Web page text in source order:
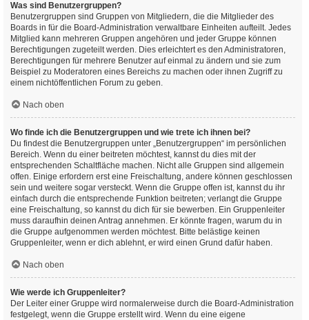
Was sind Benutzergruppen?
Benutzergruppen sind Gruppen von Mitgliedern, die die Mitglieder des
Boards in für die Board-Administration verwaltbare Einheiten aufteilt. Jedes
Mitglied kann mehreren Gruppen angehören und jeder Gruppe können
Berechtigungen zugeteilt werden. Dies erleichtert es den Administratoren,
Berechtigungen für mehrere Benutzer auf einmal zu ändern und sie zum
Beispiel zu Moderatoren eines Bereichs zu machen oder ihnen Zugriff zu
einem nichtöffentlichen Forum zu geben.
Nach oben
Wo finde ich die Benutzergruppen und wie trete ich ihnen bei?
Du findest die Benutzergruppen unter „Benutzergruppen“ im persönlichen
Bereich. Wenn du einer beitreten möchtest, kannst du dies mit der
entsprechenden Schaltfläche machen. Nicht alle Gruppen sind allgemein
offen. Einige erfordern erst eine Freischaltung, andere können geschlossen
sein und weitere sogar versteckt. Wenn die Gruppe offen ist, kannst du ihr
einfach durch die entsprechende Funktion beitreten; verlangt die Gruppe
eine Freischaltung, so kannst du dich für sie bewerben. Ein Gruppenleiter
muss daraufhin deinen Antrag annehmen. Er könnte fragen, warum du in
die Gruppe aufgenommen werden möchtest. Bitte belästige keinen
Gruppenleiter, wenn er dich ablehnt, er wird einen Grund dafür haben.
Nach oben
Wie werde ich Gruppenleiter?
Der Leiter einer Gruppe wird normalerweise durch die Board-Administration
festgelegt, wenn die Gruppe erstellt wird. Wenn du eine eigene